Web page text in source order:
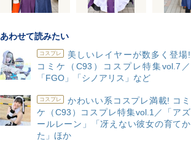
あわせて読みたい
コスプレ
美しいレイヤーが数多く登場!
コミケ（C93）コスプレ特集vol.7／
「FGO」「シノアリス」など
コスプレ
かわいい系コスプレ満載! コミ
ケ（C93）コスプレ特集vol.1／「アズ
ールレーン」「冴えない彼女の育てか
た」ほか